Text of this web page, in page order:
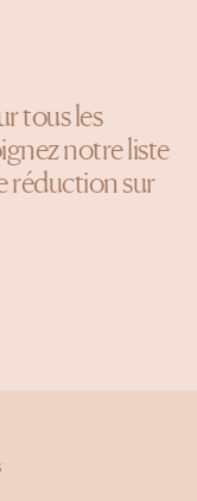
tous les
notre liste
réduction sur